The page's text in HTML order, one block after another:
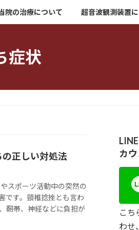
院の治療について 超音波観測装置
症状
正しい対処法
スポーツ活動中の突然の
です。頸椎捻挫とも言わ
靭帯、神経などに負担が
カ
こち
わせ